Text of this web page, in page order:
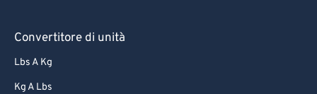
Convertitore di unità
Lbs A Kg
Kg A Lbs